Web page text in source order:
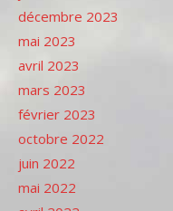
décembre 2023
mai 2023
avril 2023
mars 2023
février 2023
octobre 2022
juin 2022
mai 2022